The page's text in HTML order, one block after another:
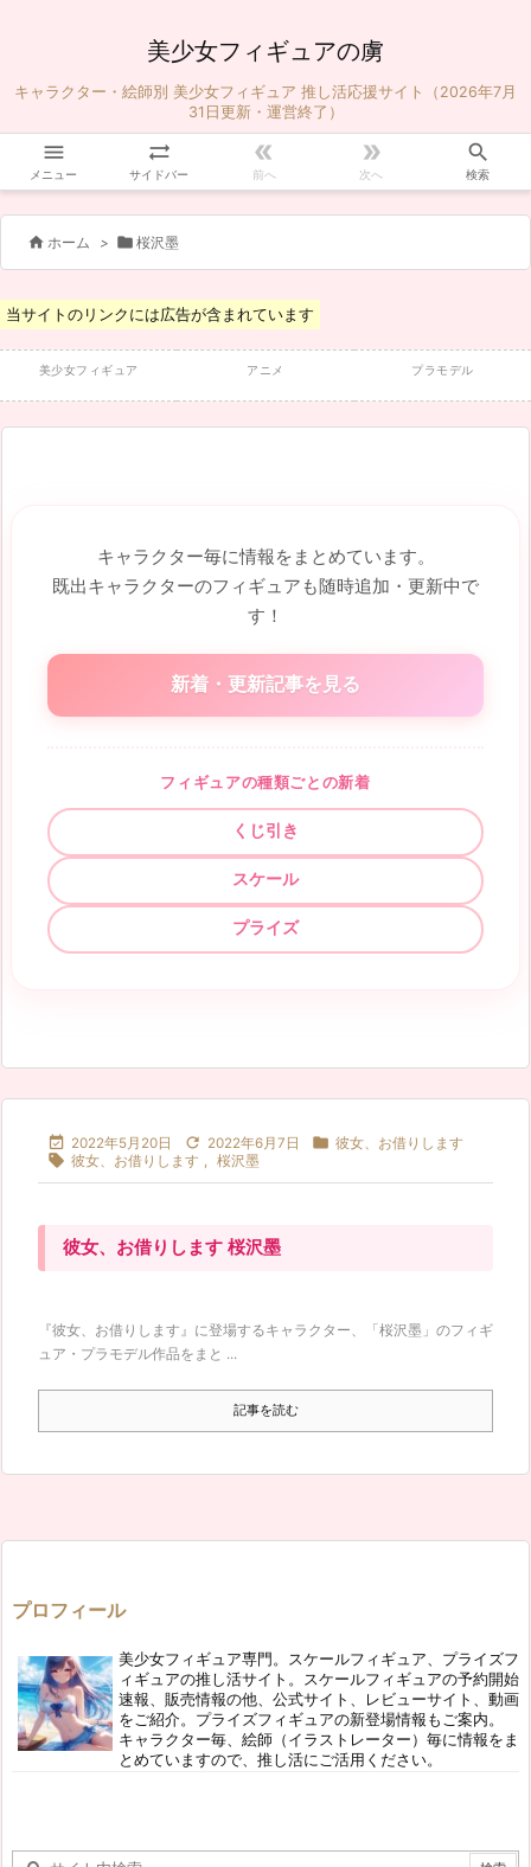
美少女フィギュアの虜
キャラクター・絵師別 美少女フィギュア 推し活応援サイト（2026年7月
31日更新・運営終了）

メニュー

サイドバー

前へ

次へ

検索
 ホーム >  桜沢墨
当サイトのリンクには広告が含まれています
美少女フィギュア アニメ プラモデル
キャラクター毎に情報をまとめています。
既出キャラクターのフィギュアも随時追加・更新中で
す！
新着・更新記事を見る
フィギュアの種類ごとの新着
くじ引き
スケール
プライズ
 2022年5月20日  2022年6月7日  彼女、お借りします
 彼女、お借りします , 桜沢墨
彼女、お借りします 桜沢墨
『彼女、お借りします』に登場するキャラクター、「桜沢墨」のフィギ
ュア・プラモデル作品をまと ...
記事を読む
プロフィール
美少女フィギュア専門。スケールフィギュア、プライズフ
ィギュアの推し活サイト。スケールフィギュアの予約開始
速報、販売情報の他、公式サイト、レビューサイト、動画
をご紹介。プライズフィギュアの新登場情報もご案内。
キャラクター毎、絵師（イラストレーター）毎に情報をま
とめていますので、推し活にご活用ください。